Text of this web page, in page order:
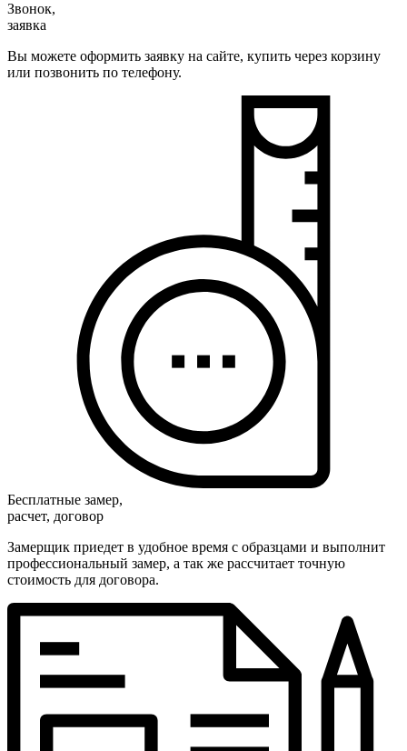
Звонок,
заявка
Вы можете оформить заявку на сайте, купить через корзину
или позвонить по телефону.
Бесплатные замер,
расчет, договор
Замерщик приедет в удобное время с образцами и выполнит
профессиональный замер, а так же рассчитает точную
стоимость для договора.